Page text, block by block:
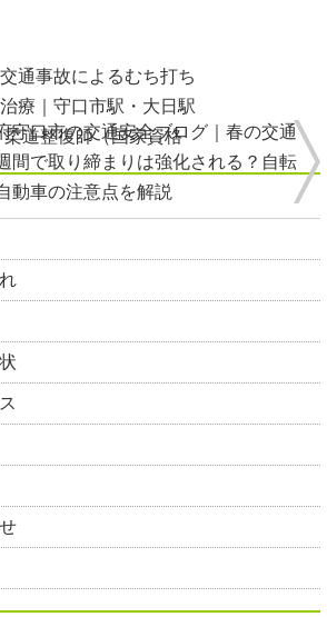
通事故によるむち打ち
療｜守口市駅・大日駅
道整復師（国家資格
守口市の交通安全ブログ｜春の交通
間で取り締まりは強化される？自転
動車の注意点を解説